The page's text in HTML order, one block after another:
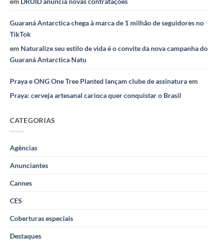
Guaraná Antarctica chega à marca de 1 milhão de seguidores no
TikTok
em Naturalize seu estilo de vida é o convite da nova campanha do
Guaraná Antarctica Natu
Praya e ONG One Tree Planted lançam clube de assinaturaem
Praya: cerveja artesanal carioca quer conquistar o Brasil
CATEGORIAS
Agências
Anunciantes
Cannes
CES
Coberturas especiais
Destaques